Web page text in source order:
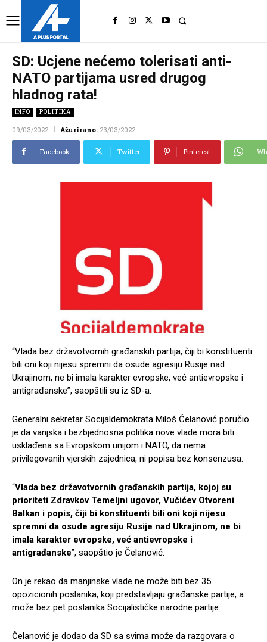
SD: Ucjene nećemo tolerisati anti-
NATO partijama usred drugog
hladnog rata!
INFO POLITIKA
09/03/2022 Ažurirano: 23/03/2022
Facebook Twitter Pinterest
“Vlada bez državotvornih građanskih partija, čiji bi konstituenti
bili oni koji nijesu spremni da osude agresiju Rusije nad
Ukrajinom, ne bi imala karakter evropske, već antievropske i
antigrađanske”, saopštili su iz SD-a.
Generalni sekretar Socijaldemokrata Miloš Čelanović poručio
je da vanjska i bezbjednosna politika nove vlade mora biti
usklađena sa Evropskom unijom i NATO, da nema
privilegovanih vjerskih zajednica, ni popisa bez konsenzusa.
“Vlada bez državotvornih građanskih partija, kojoj su
prioriteti Zdravkov Temeljni ugovor, Vučićev Otvoreni
Balkan i popis, čiji bi konstituenti bili oni koji nijesu
spremni da osude agresiju Rusije nad Ukrajinom, ne bi
imala karakter evropske, već antievropske i
antigrađanske”, saopštio je Čelanović.
On je rekao da manjinske vlade ne može biti bez 35
opozicionih poslanika, koji predstavljaju građanske partije, a
može bez pet poslanika Socijalističke narodne partije.
Čelanović je dodao da SD sa svima može da razgovara o